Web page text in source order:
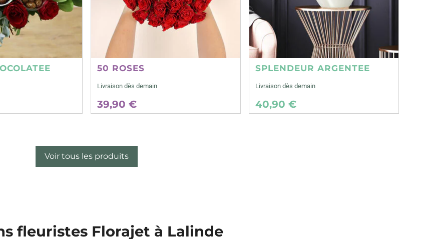
50 ROSES
Livraison dès demain
39,90 €
SPLENDEUR ARGENTEE
Livraison dès demain
40,90 €
Voir tous les produits
fleuristes Florajet à Lalinde